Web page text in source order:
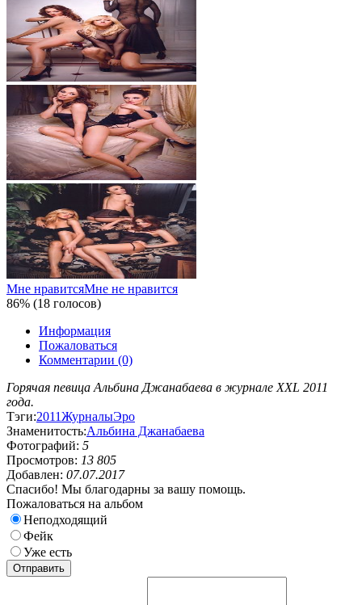
Мне нравитсяМне не нравится
86% (18 голосов)
Информация
Пожаловаться
Комментарии (0)
Горячая певица Альбина Джанабаева в журнале XXL 2011
года.
Тэги:2011ЖурналыЭро
Знаменитость:Альбина Джанабаева
Фотографий: 5
Просмотров: 13 805
Добавлен: 07.07.2017
Спасибо! Мы благодарны за вашу помощь.
Пожаловаться на альбом
Неподходящий
Фейк
Уже есть